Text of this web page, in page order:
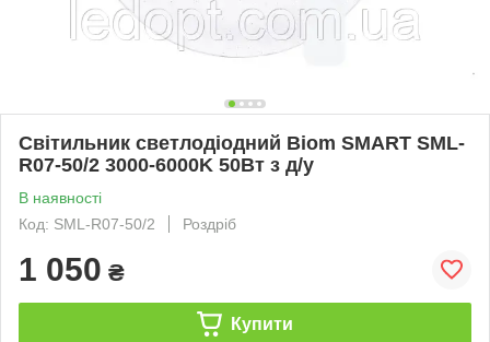
Світильник светлодіодний Biom SMART SML-
R07-50/2 3000-6000K 50Вт з д/у
В наявності
Код: SML-R07-50/2
Роздріб
1 050 ₴
Купити